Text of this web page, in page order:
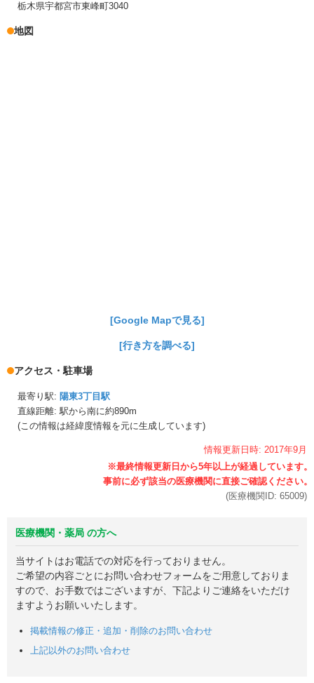
栃木県宇都宮市東峰町3040
地図
[Google Mapで見る]
[行き方を調べる]
アクセス・駐車場
最寄り駅: 陽東3丁目駅
直線距離: 駅から南に約890m
(この情報は経緯度情報を元に生成しています)
情報更新日時: 2017年9月
(医療機関ID: 65009)
医療機関・薬局 の方へ
当サイトはお電話での対応を行っておりません。
ご希望の内容ごとにお問い合わせフォームをご用意しておりま
すので、お手数ではございますが、下記よりご連絡をいただけ
ますようお願いいたします。
掲載情報の修正・追加・削除のお問い合わせ
上記以外のお問い合わせ